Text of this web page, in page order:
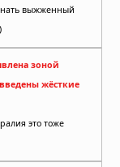
выжженный
)
зоной
жёсткие
это тоже